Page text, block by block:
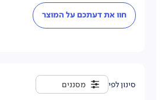
חוו את דעתכם על המוצר
מסננים